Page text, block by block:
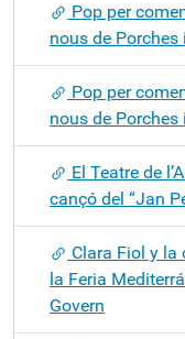
Pop per
nous de
Pop per
nous de
El Teatre de
cançó del “Jan
Clara Fiol y la
la Feria
Govern